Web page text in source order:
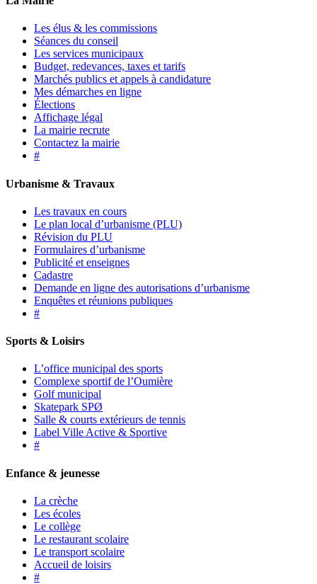
Les élus & les commissions
Séances du conseil
Les services municipaux
Budget, redevances, taxes et tarifs
Marchés publics et appels à candidature
Mes démarches en ligne
Élections
Affichage légal
La mairie recrute
Contactez la mairie
#
Urbanisme & Travaux
Les travaux en cours
Le plan local d’urbanisme (PLU)
Révision du PLU
Formulaires d’urbanisme
Publicité et enseignes
Cadastre
Demande en ligne des autorisations d’urbanisme
Enquêtes et réunions publiques
#
Sports & Loisirs
L’office municipal des sports
Complexe sportif de l’Oumière
Golf municipal
Skatepark SPØ
Salle & courts extérieurs de tennis
Label Ville Active & Sportive
#
Enfance & jeunesse
La crèche
Les écoles
Le collège
Le restaurant scolaire
Le transport scolaire
Accueil de loisirs
#